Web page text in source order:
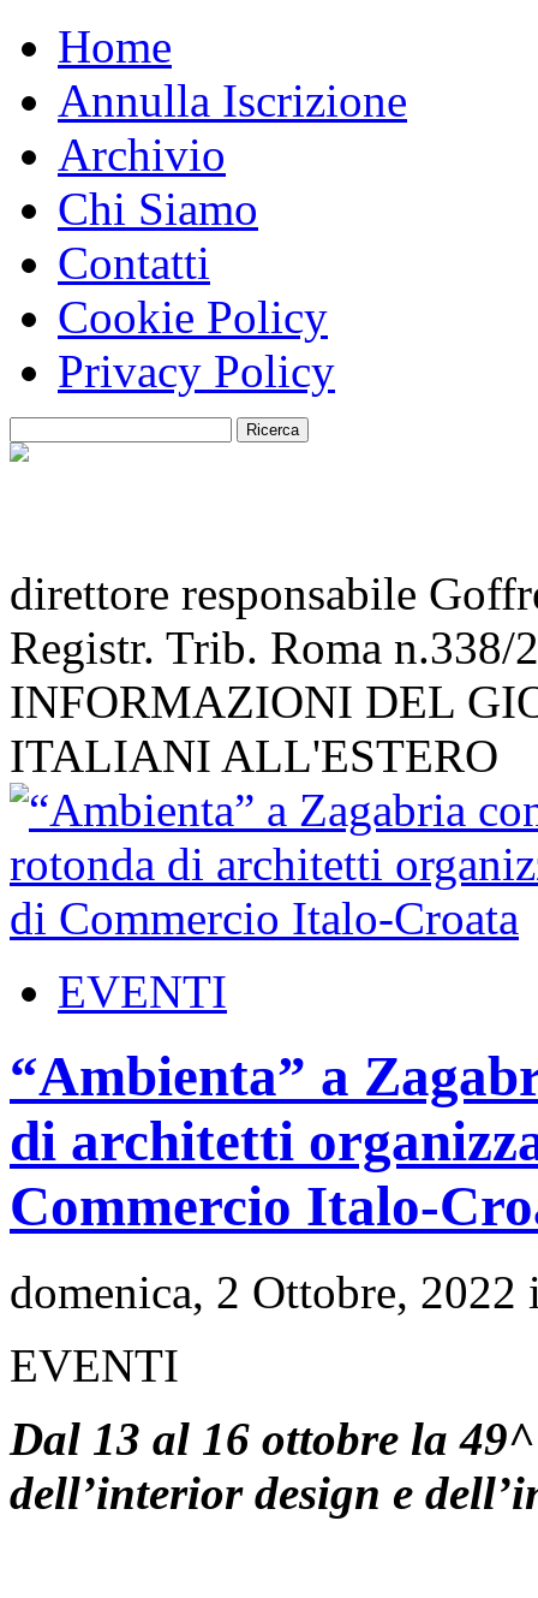
Home
Annulla Iscrizione
Archivio
Chi Siamo
Contatti
Cookie Policy
Privacy Policy
direttore responsabile
Registr. Trib. Roma n.338/
INFORMAZIONI DEL
ITALIANI ALL'ESTERO
EVENTI
“Ambienta” a
di architetti
Commercio Italo-
domenica, 2 Ottobre,
EVENTI
Dal 13 al 16 ottobre la
dell’interior design e